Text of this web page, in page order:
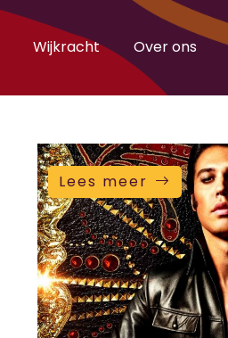
Wijkracht Over ons
Lees meer